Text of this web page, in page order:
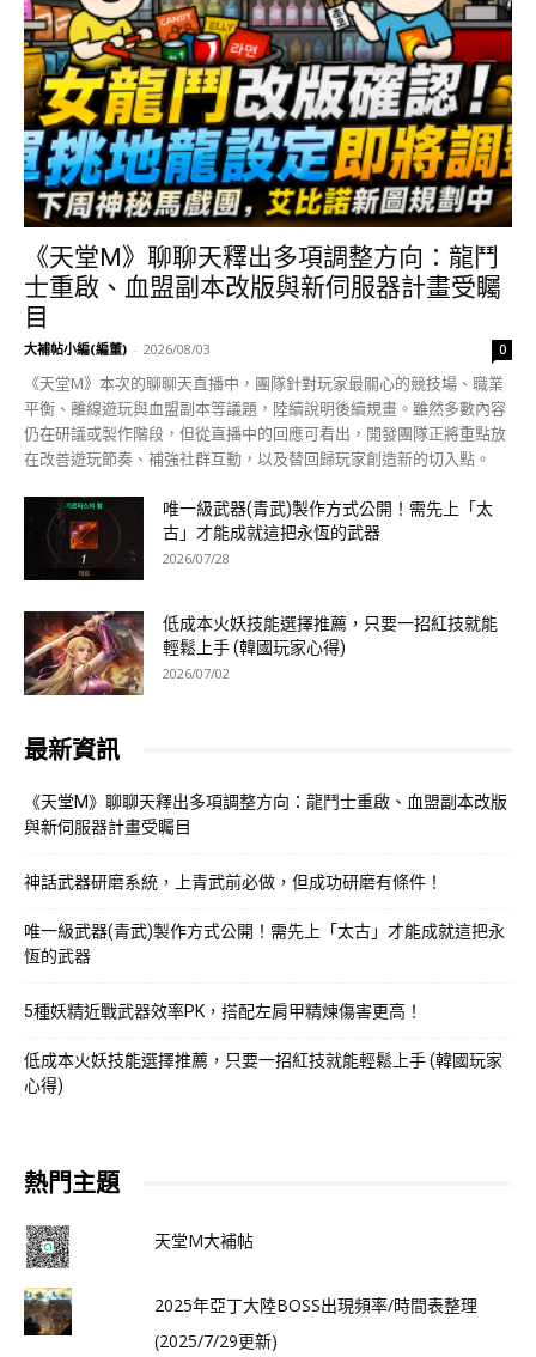
《天堂M》聊聊天釋出多項調整方向：龍鬥
士重啟、血盟副本改版與新伺服器計畫受矚
目
大補帖小編(編董) - 2026/08/03 0
《天堂M》本次的聊聊天直播中，團隊針對玩家最關心的競技場、職業
平衡、離線遊玩與血盟副本等議題，陸續說明後續規畫。雖然多數內容
仍在研議或製作階段，但從直播中的回應可看出，開發團隊正將重點放
在改善遊玩節奏、補強社群互動，以及替回歸玩家創造新的切入點。
唯一級武器(青武)製作方式公開！需先上「太
古」才能成就這把永恆的武器
2026/07/28
低成本火妖技能選擇推薦，只要一招紅技就能
輕鬆上手 (韓國玩家心得)
2026/07/02
最新資訊
《天堂M》聊聊天釋出多項調整方向：龍鬥士重啟、血盟副本改版
與新伺服器計畫受矚目
神話武器研磨系統，上青武前必做，但成功研磨有條件！
唯一級武器(青武)製作方式公開！需先上「太古」才能成就這把永
恆的武器
5種妖精近戰武器效率PK，搭配左肩甲精煉傷害更高！
低成本火妖技能選擇推薦，只要一招紅技就能輕鬆上手 (韓國玩家
心得)
熱門主題
天堂M大補帖
2025年亞丁大陸BOSS出現頻率/時間表整理
(2025/7/29更新)